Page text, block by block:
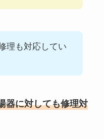
理も対応してい
器に対しても修理対